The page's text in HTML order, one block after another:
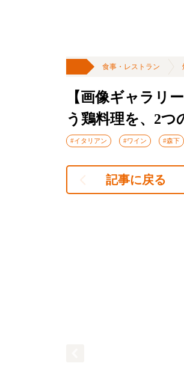
食事・レストラン
【画像ギャラリ
う鶏料理を、2つ
#イタリアン #ワイン #森下
記事に戻る